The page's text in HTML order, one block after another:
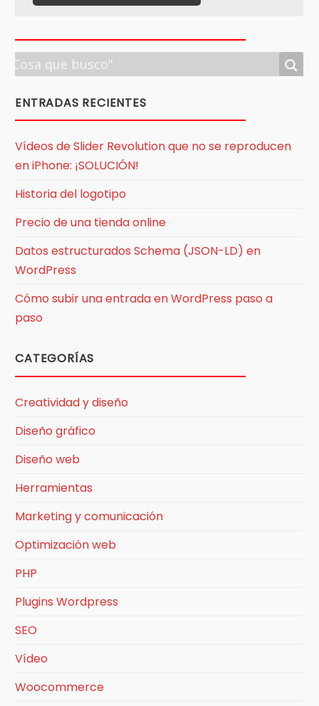
ENTRADAS RECIENTES
Vídeos de Slider Revolution que no se reproducen
en iPhone: ¡SOLUCIÓN!
Historia del logotipo
Precio de una tienda online
Datos estructurados Schema (JSON-LD) en
WordPress
Cómo subir una entrada en WordPress paso a
paso
CATEGORÍAS
Creatividad y diseño
Diseño gráfico
Diseño web
Herramientas
Marketing y comunicación
Optimización web
PHP
Plugins Wordpress
SEO
Vídeo
Woocommerce